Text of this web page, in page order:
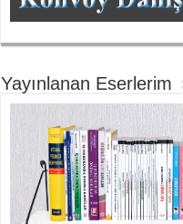
Yayınlanan Eserlerim